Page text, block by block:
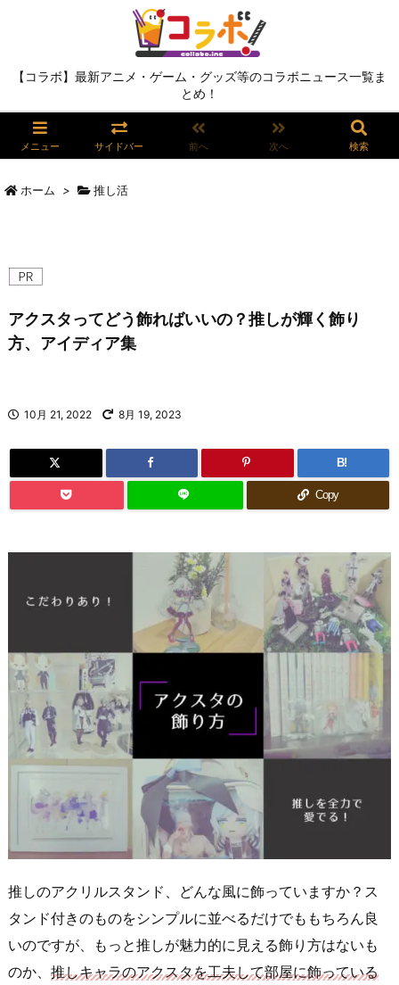
【コラボ】最新アニメ・ゲーム・グッズ等のコラボニュース一覧ま
とめ！
メニュー サイドバー 前へ 次へ 検索
ホーム > 推し活
アクスタってどう飾ればいいの？推しが輝く飾り
方、アイディア集
10月 21, 2022 8月 19, 2023
B!
Copy
推しのアクリルスタンド、どんな風に飾っていますか？ス
タンド付きのものをシンプルに並べるだけでももちろん良
いのですが、もっと推しが魅力的に見える飾り方はないも
のか、 推しキャラのアクスタを工夫して部屋に飾っている